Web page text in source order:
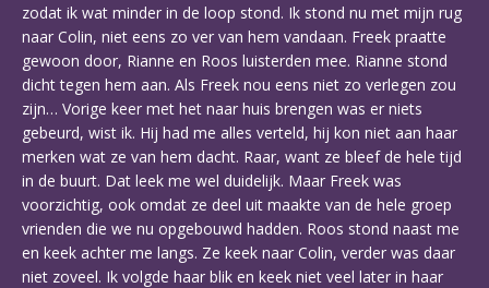
zodat ik wat minder in de loop stond. Ik stond nu met mijn rug
naar Colin, niet eens zo ver van hem vandaan. Freek praatte
gewoon door, Rianne en Roos luisterden mee. Rianne stond
dicht tegen hem aan. Als Freek nou eens niet zo verlegen zou
zijn… Vorige keer met het naar huis brengen was er niets
gebeurd, wist ik. Hij had me alles verteld, hij kon niet aan haar
merken wat ze van hem dacht. Raar, want ze bleef de hele tijd
in de buurt. Dat leek me wel duidelijk. Maar Freek was
voorzichtig, ook omdat ze deel uit maakte van de hele groep
vrienden die we nu opgebouwd hadden. Roos stond naast me
en keek achter me langs. Ze keek naar Colin, verder was daar
niet zoveel. Ik volgde haar blik en keek niet veel later in haar